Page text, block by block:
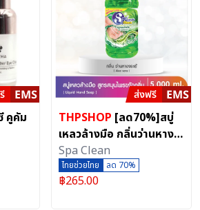
คูคัม
THPSHOP [ลด70%]สบู่
เหลวล้างมือ กลิ่นว่านหาง
จระเข้ (ขนาด 5000 มล.)
Spa Clean
ไทยช่วยไทย ลด 70%
฿265.00